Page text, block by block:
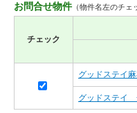
お問合せ物件 （物件名左のチ
チェック
グッドステイ
グッドステイ